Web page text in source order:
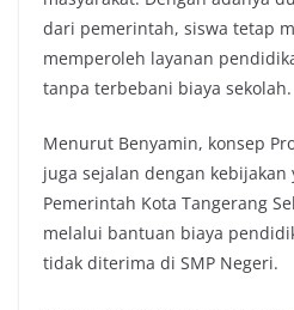
dari pemerintah, siswa tetap
memperoleh layanan
tanpa terbebani biaya sekolah.
Menurut Benyamin, konsep
juga sejalan dengan
Pemerintah Kota Tangerang
melalui bantuan biaya
tidak diterima di SMP Negeri.